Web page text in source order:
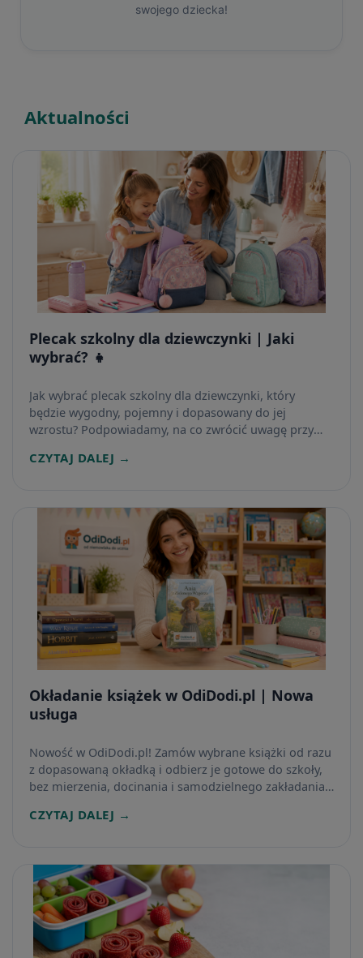
swojego dziecka!
Aktualności
Plecak szkolny dla dziewczynki | Jaki
wybrać? 👧
Jak wybrać plecak szkolny dla dziewczynki, który
będzie wygodny, pojemny i dopasowany do jej
wzrostu? Podpowiadamy, na co zwrócić uwagę przy
pokazujemy przykładowe modele dostępne w
CZYTAJ DALEJ →
Okładanie książek w OdiDodi.pl | Nowa
usługa
Nowość w OdiDodi.pl! Zamów wybrane książki od razu
z dopasowaną okładką i odbierz je gotowe do szkoły,
bez mierzenia, docinania i samodzielnego zakładania
CZYTAJ DALEJ →